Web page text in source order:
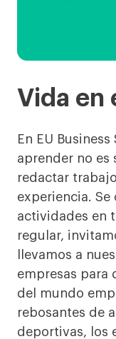
Vida en
En EU
aprender no es
redactar
experiencia. Se
actividades en
regular,
llevamos a
empresas para
del mundo
rebosantes de
deportivas, los